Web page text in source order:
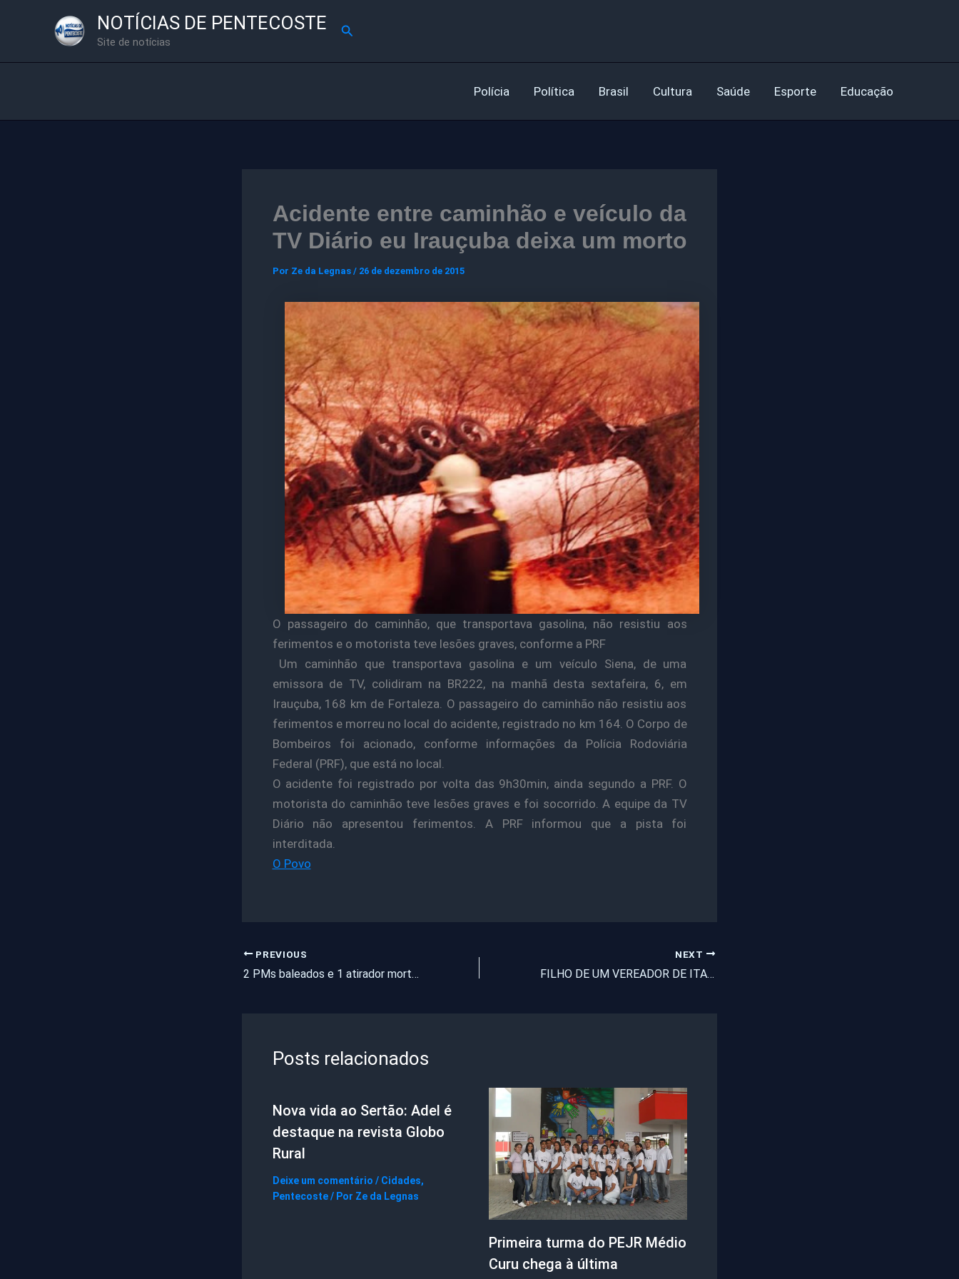
NOTÍCIAS DE PENTECOSTE
Site de notícias
Pesquisar
Polícia Política Brasil Cultura Saúde Esporte Educação
Acidente entre caminhão e veículo da
TV Diário eu Irauçuba deixa um morto
Por Ze da Legnas / 26 de dezembro de 2015
O passageiro do caminhão, que transportava gasolina, não resistiu aos
ferimentos e o motorista teve lesões graves, conforme a PRF
Um caminhão que transportava gasolina e um veículo Siena, de uma
emissora de TV, colidiram na BR­222, na manhã desta sexta­feira, 6, em
Irauçuba, 168 km de Fortaleza. O passageiro do caminhão não resistiu aos
ferimentos e morreu no local do acidente, registrado no km 164. O Corpo de
Bombeiros foi acionado, conforme informações da Polícia Rodoviária
Federal (PRF), que está no local.
O acidente foi registrado por volta das 9h30min, ainda segundo a PRF. O
motorista do caminhão teve lesões graves e foi socorrido. A equipe da TV
Diário não apresentou ferimentos. A PRF informou que a pista foi
interditada.
O Povo
PREVIOUS
2 PMs baleados e 1 atirador morto em troca de tiros na avenida do aeroporto
NEXT
FILHO DE UM VEREADOR DE ITAPAJÉ FICOU FERIDO APÓS CAPOTAMENTO DE HILUX NA BR 222 EM CAMPINAS
Posts relacionados
Nova vida ao Sertão: Adel é
destaque na revista Globo
Rural
Deixe um comentário / Cidades,
Pentecoste/ Por Ze da Legnas
Primeira turma do PEJR Médio
Curu chega à última